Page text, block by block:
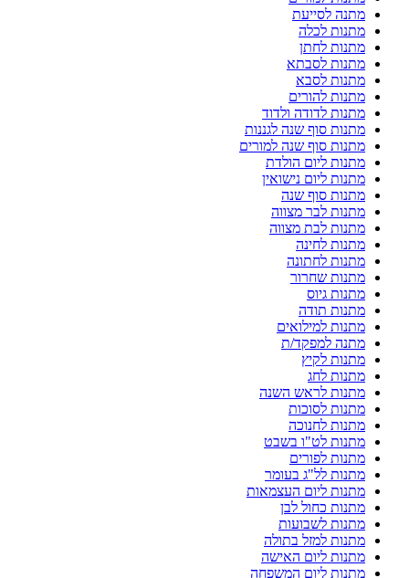
מתנה לסייעת
מתנות לכלה
מתנות לחתן
מתנות לסבתא
מתנות לסבא
מתנות להורים
מתנות לדודה ולדוד
מתנות סוף שנה לגננות
מתנות סוף שנה למורים
מתנות ליום הולדת
מתנות ליום נישואין
מתנות סוף שנה
מתנות לבר מצווה
מתנות לבת מצווה
מתנות לחינה
מתנות לחתונה
מתנות שחרור
מתנות גיוס
מתנות תודה
מתנות למילואים
מתנה למפקד/ת
מתנות לקיץ
מתנות לחג
מתנות לראש השנה
מתנות לסוכות
מתנות לחנוכה
מתנות לט"ו בשבט
מתנות לפורים
מתנות לל"ג בעומר
מתנות ליום העצמאות
מתנות כחול לבן
מתנות לשבועות
מתנות למזל בתולה
מתנות ליום האישה
מתנות ליום המשפחה